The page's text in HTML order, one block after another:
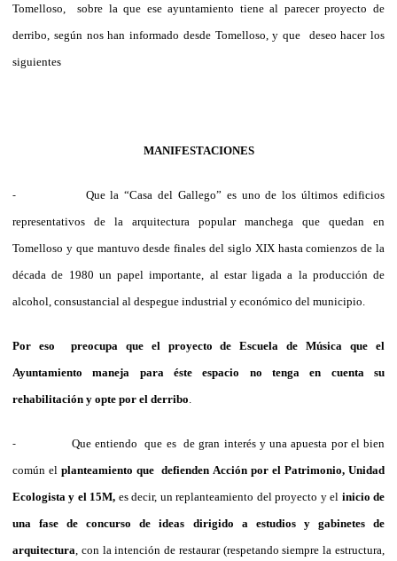
Tomelloso, sobre la que ese ayuntamiento tiene al parecer proyecto de
derribo, según nos han informado desde Tomelloso, y que deseo hacer los
siguientes
MANIFESTACIONES
-
Que la “Casa del Gallego” es uno de los últimos edificios
representativos de la arquitectura popular manchega que quedan en
Tomelloso y que mantuvo desde finales del siglo XIX hasta comienzos de la
década de 1980 un papel importante, al estar ligada a la producción de
alcohol, consustancial al despegue industrial y económico del municipio.
Por eso preocupa que el proyecto de Escuela de Música que el
Ayuntamiento maneja para éste espacio no tenga en cuenta su
rehabilitación y opte por el derribo
-
Que entiendo que es de gran interés y una apuesta por el bien
común el planteamiento que defienden Acción por el Patrimonio, Unidad
Ecologista y el 15M, es decir, un replanteamiento del proyecto y el iniciode
una fase de concurso de ideas dirigido a estudios y gabinetes de
arquitectura , con la intención de restaurar (respetando siempre la estructura,